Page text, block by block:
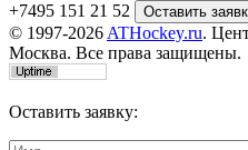
+7495 151 21 52
© 1997-2026 ATHockey.ru.
Москва. Все права защищены.
Оставить заявку: